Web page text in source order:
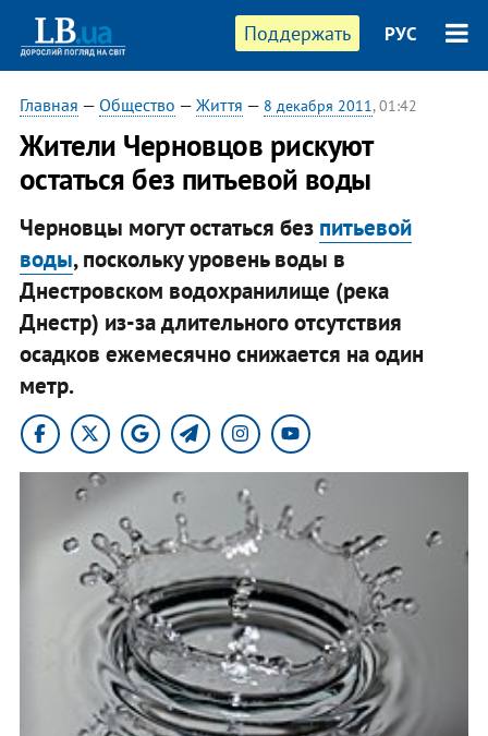
Поддержать РУС
Главная — Общество — Життя — 8 декабря 2011, 01:42
​Жители Черновцов рискуют
остаться без питьевой воды
Черновцы могут остаться без питьевой
воды, поскольку уровень воды в
Днестровском водохранилище (река
Днестр) из-за длительного отсутствия
осадков ежемесячно снижается на один
метр.